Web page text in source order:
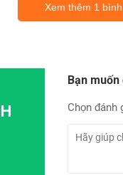
thời - ở chế độ
là Mật độ 1200 6
Cortex-A78 khác hoạt
Xem thêm 1
Bạn
Chọn đánh